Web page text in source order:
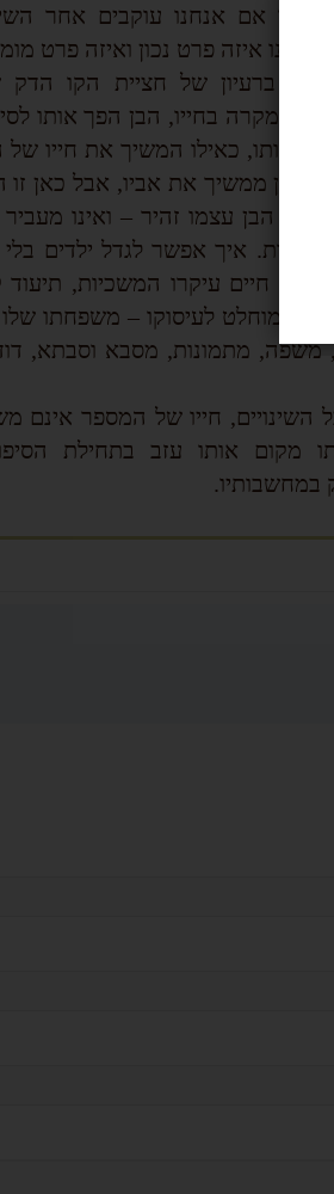
אם אנחנו עוקבים אחר
זיהינו איזה פרט נכון ואיזה פרט
ברעיון של חציית הקו הדק
על מקרה בחייו, הבן הפך אותו
אותו, כאילו המשיך את חייו של
בן ממשיך את אביו, אבל כאן
מעוות. הבן עצמו זהיר – ואינו
איך אפשר לגדל ילדים בלי
חיים עיקרו המשכיות,
מוחלט לעיסוקו – משפחתו
מתמונות, מסבא וסבתא,
השינויים, חייו של המספר אינם
מקום אותו עזב בתחילת